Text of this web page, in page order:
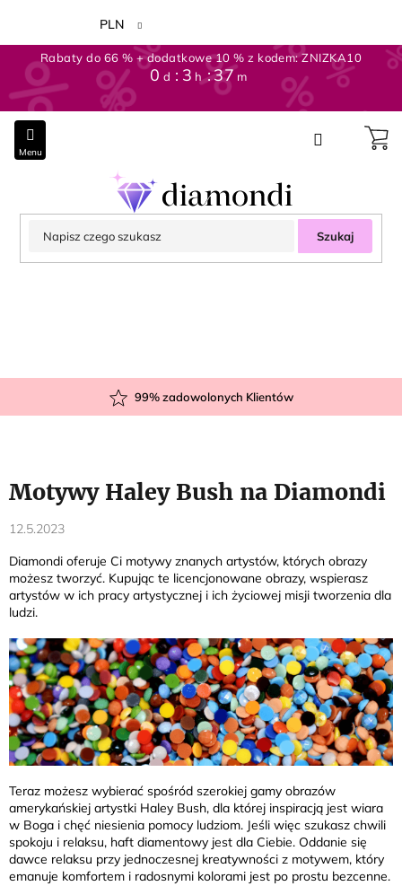
treści
Rabaty do 66 % + dodatkowe 10 % z kodem: ZNIZKA10
0 d : 3 h :37 m
PLN
Szukaj
99% zadowolonych Klientów
Motywy Haley Bush na Diamondi
12.5.2023
Diamondi oferuje Ci motywy znanych artystów, których obrazy
możesz tworzyć. Kupując te licencjonowane obrazy, wspierasz
artystów w ich pracy artystycznej i ich życiowej misji tworzenia dla
ludzi.
Teraz możesz wybierać spośród szerokiej gamy obrazów
amerykańskiej artystki Haley Bush, dla której inspiracją jest wiara
w Boga i chęć niesienia pomocy ludziom. Jeśli więc szukasz chwili
spokoju i relaksu, haft diamentowy jest dla Ciebie. Oddanie się
dawce relaksu przy jednoczesnej kreatywności z motywem, który
emanuje komfortem i radosnymi kolorami jest po prostu bezcenne.